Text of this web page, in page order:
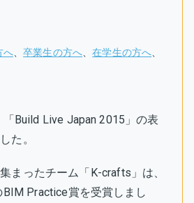
へ、卒業生の方へ、在学生の方へ、
Build Live Japan 2015」の表
た。
まったチーム「K-crafts」は、
BIM Practice賞を受賞しまし